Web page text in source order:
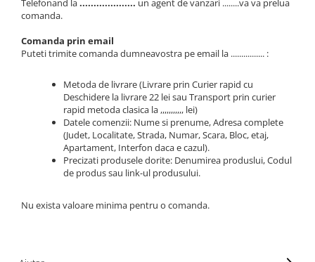
Telefonand la.................... un agent de vanzari ........va va prelua
comanda.
Comanda prin email
Puteti trimite comanda dumneavostra pe email la ................ :
Metoda de livrare (Livrare prin Curier rapid cu
Deschidere la livrare 22 lei sau Transport prin curier
rapid metoda clasica la ,,,,,,,,,,, lei)
Datele comenzii: Nume si prenume, Adresa complete
(Judet, Localitate, Strada, Numar, Scara, Bloc, etaj,
Apartament, Interfon daca e cazul).
Precizati produsele dorite: Denumirea produslui, Codul
de produs sau link-ul produsului.
Nu exista valoare minima pentru o comanda.